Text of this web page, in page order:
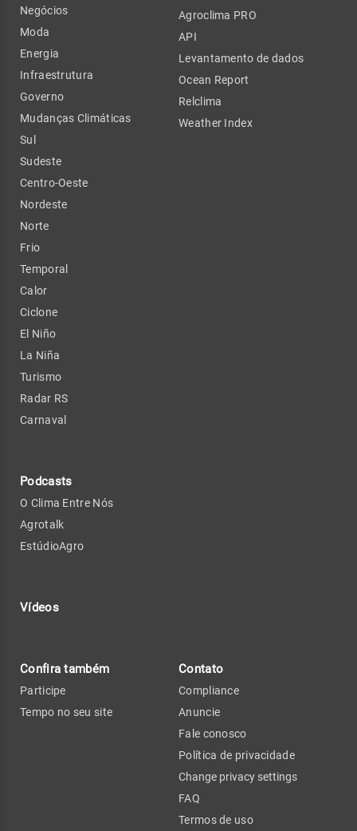
Negócios
Moda
Energia
Infraestrutura
Governo
Mudanças Climáticas
Sul
Sudeste
Centro-Oeste
Nordeste
Norte
Frio
Temporal
Calor
Ciclone
El Niño
La Niña
Turismo
Radar RS
Carnaval
Podcasts
O Clima Entre Nós
Agrotalk
EstúdioAgro
Vídeos
Agroclima PRO
API
Levantamento de dados
Ocean Report
Relclima
Weather Index
Confira também
Participe
Tempo no seu site
Contato
Compliance
Anuncie
Fale conosco
Política de privacidade
Change privacy settings
FAQ
Termos de uso